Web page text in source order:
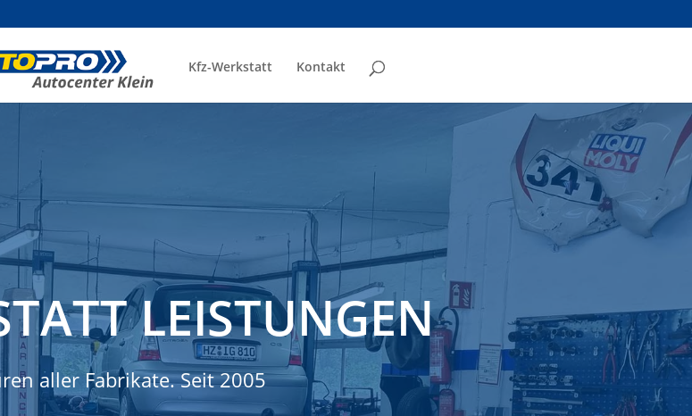
Kfz-Werkstatt Kontakt
LEISTUNGEN
aller Fabrikate. Seit 2005